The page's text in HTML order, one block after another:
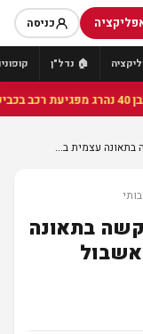
כניסה
🏠 נדל"ן
בזירה
22 נפצע קשה בתאונה